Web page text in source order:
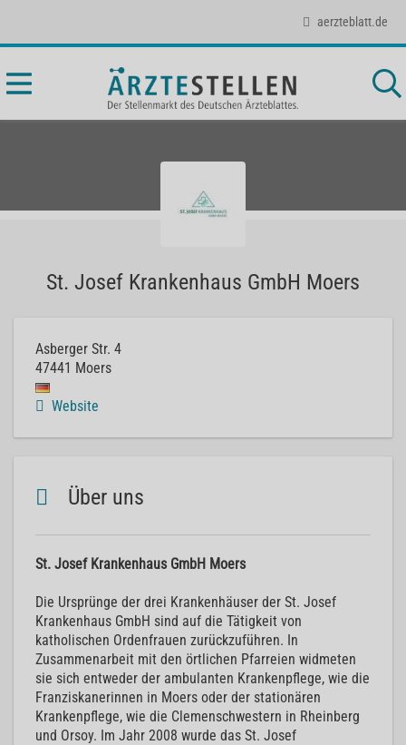
aerzteblatt.de
St. Josef Krankenhaus GmbH Moers
Asberger Str. 4
47441 Moers
Website
Über uns
St. Josef Krankenhaus GmbH Moers
Die Ursprünge der drei Krankenhäuser der St. Josef
Krankenhaus GmbH sind auf die Tätigkeit von
katholischen Ordenfrauen zurückzuführen. In
Zusammenarbeit mit den örtlichen Pfarreien widmeten
sie sich entweder der ambulanten Krankenpflege, wie die
Franziskanerinnen in Moers oder der stationären
Krankenpflege, wie die Clemenschwestern in Rheinberg
und Orsoy. Im Jahr 2008 wurde das St. Josef